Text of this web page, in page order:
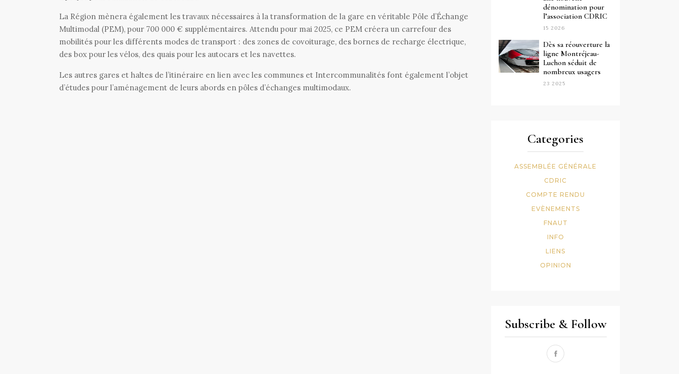
La Région mènera également les travaux nécessaires à la transformation de la gare en véritable Pôle d’Échange
Multimodal (PEM), pour 700 000 € supplémentaires. Attendu pour mai 2025, ce PEM créera un carrefour des
mobilités pour les différents modes de transport : des zones de covoiturage, des bornes de recharge électrique,
des box pour les vélos, des quais pour les autocars et les navettes.
Les autres gares et haltes de l’itinéraire en lien avec les communes et Intercommunalités font également l’objet
d’études pour l’aménagement de leurs abords en pôles d’échanges multimodaux.
dénomination pour
l’association CDRIC
15 2026
Dès sa réouverture la
ligne Montréjeau-
Luchon séduit de
nombreux usagers
23 2025
Categories
ASSEMBLÉE GÉNÉRALE
CDRIC
COMPTE RENDU
EVÈNEMENTS
FNAUT
INFO
LIENS
OPINION
Subscribe & Follow